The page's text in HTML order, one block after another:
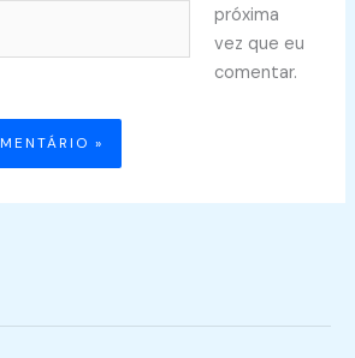
próxima
vez que eu
comentar.